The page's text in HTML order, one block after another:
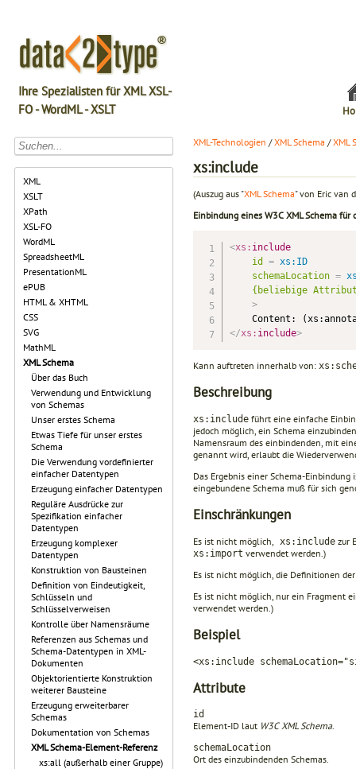
Ihre Spezialisten für XML XSL-
FO - WordML - XSLT
XML
XSLT
XPath
XSL-FO
WordML
SpreadsheetML
PresentationML
ePUB
HTML & XHTML
CSS
SVG
MathML
XML Schema
Über das Buch
Verwendung und Entwicklung
von Schemas
Unser erstes Schema
Etwas Tiefe für unser erstes
Schema
Die Verwendung vordefinierter
einfacher Datentypen
Erzeugung einfacher Datentypen
Reguläre Ausdrücke zur
Spezifikation einfacher
Datentypen
Erzeugung komplexer
Datentypen
Konstruktion von Bausteinen
Definition von Eindeutigkeit,
Schlüsseln und
Schlüsselverweisen
Kontrolle über Namensräume
Referenzen aus Schemas und
Schema-Datentypen in XML-
Dokumenten
Objektorientierte Konstruktion
weiterer Bausteine
Erzeugung erweiterbarer
Schemas
Dokumentation von Schemas
XML Schema-Element-Referenz
xs:all (außerhalb einer Gruppe)
XML-Technologien /XML Schema /XML
xs:include
(Auszug aus "XML Schema" von Eric van
Einbindung eines W3C XML Schema
<xs: include
id
= xs:ID
schemaLocation =
{beliebige
>
</xs: include>
Kann auftreten innerhalb von:
Beschreibung
xs:include führt eine einfache
jedoch möglich, ein Schema
Namensraum des einbindenden, mit
genannt wird, erlaubt die
Das Ergebnis einer Schema-
eingebundene Schema muß für sich
Einschränkungen
Es ist nicht möglich, xs:include zur
xs:import verwendet werden.)
Es ist nicht möglich, die Definitionen
Es ist nicht möglich, nur ein Fragment
verwendet werden.)
Beispiel
<xs:include
Attribute
id
Element-ID laut W3C XML Schema.
schemaLocation
Ort des einzubindenden Schemas.